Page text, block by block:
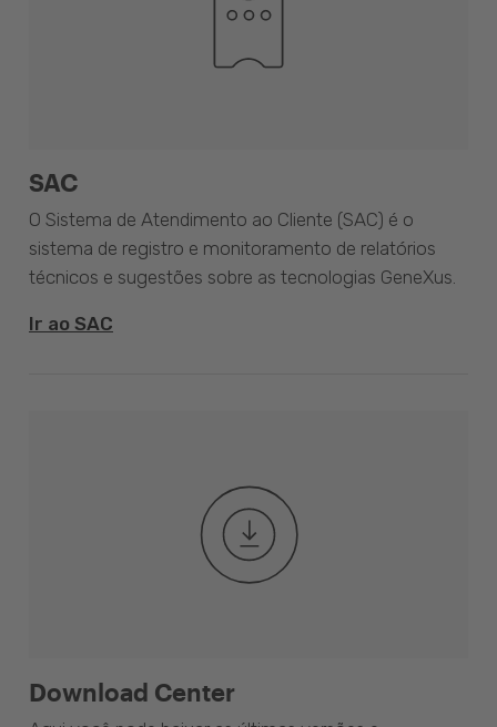
SAC
O Sistema de Atendimento ao Cliente (SAC) é o
sistema de registro e monitoramento de relatórios
técnicos e sugestões sobre as tecnologias GeneXus.
Ir ao SAC
Download Center